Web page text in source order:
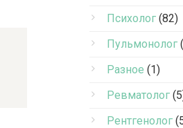
Психолог (82)
Пульмонолог
Разное (1)
Ревматолог
Рентгенолог